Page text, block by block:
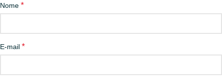
Nome *
E-mail *